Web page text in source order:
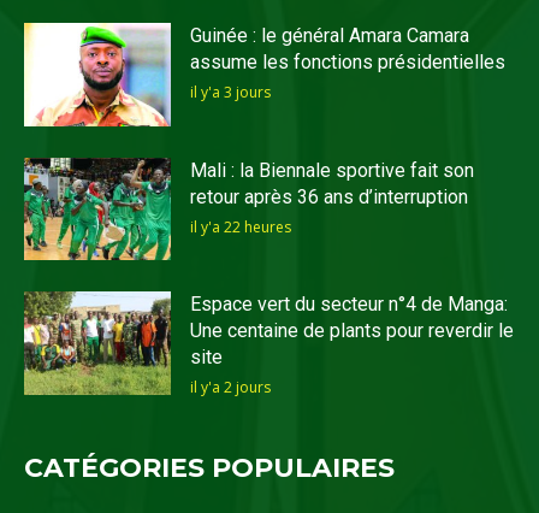
Guinée : le général Amara Camara
assume les fonctions présidentielles
il y'a 3 jours
Mali : la Biennale sportive fait son
retour après 36 ans d’interruption
il y'a 22 heures
Espace vert du secteur n°4 de Manga:
Une centaine de plants pour reverdir le
site
il y'a 2 jours
CATÉGORIES POPULAIRES